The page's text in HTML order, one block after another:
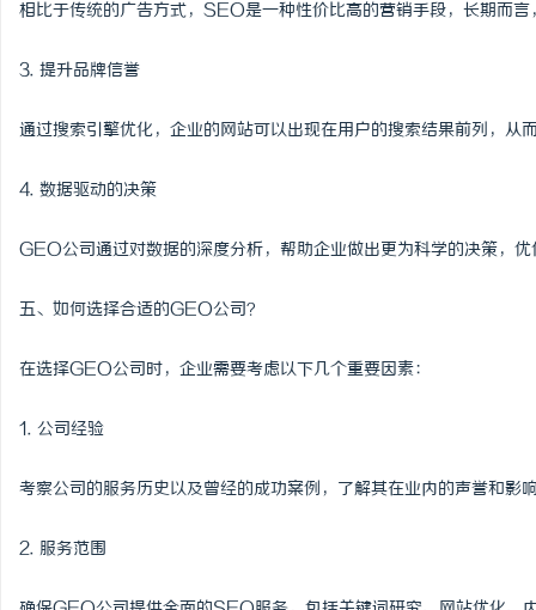
相比于传统的广告方式，SEO是一种性价比高的营销手段，长期而
3. 提升品牌信誉
通过搜索引擎优化，企业的网站可以出现在用户的搜索结果前列，从
4. 数据驱动的决策
GEO公司通过对数据的深度分析，帮助企业做出更为科学的决策，优
五、如何选择合适的GEO公司？
在选择GEO公司时，企业需要考虑以下几个重要因素：
1. 公司经验
考察公司的服务历史以及曾经的成功案例，了解其在业内的声誉和影
2. 服务范围